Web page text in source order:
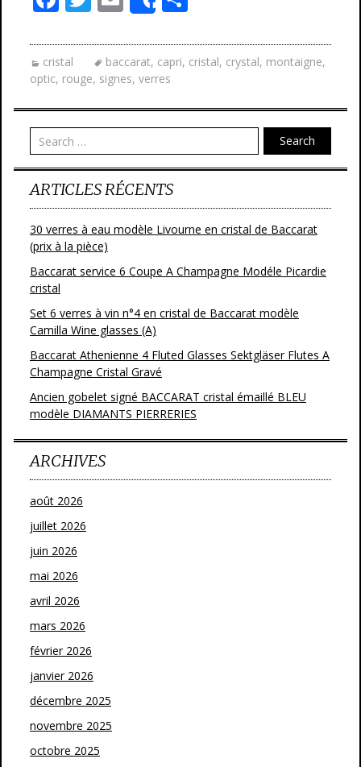
e
b
o
o
k
itt
er
m
ai
l
Share
ta
g
er
cristal baccarat, capri, cristal, crystal, montaigne,
optic, rouge, signes, verres
Search
ARTICLES RÉCENTS
30 verres à eau modèle Livourne en cristal de Baccarat
(prix à la pièce)
Baccarat service 6 Coupe A Champagne Modéle Picardie
cristal
Set 6 verres à vin n°4 en cristal de Baccarat modèle
Camilla Wine glasses (A)
Baccarat Athenienne 4 Fluted Glasses Sektgläser Flutes A
Champagne Cristal Gravé
Ancien gobelet signé BACCARAT cristal émaillé BLEU
modèle DIAMANTS PIERRERIES
ARCHIVES
août 2026
juillet 2026
juin 2026
mai 2026
avril 2026
mars 2026
février 2026
janvier 2026
décembre 2025
novembre 2025
octobre 2025